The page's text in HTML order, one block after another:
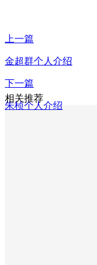
上一篇
金超群个人介绍
下一篇
朱桢个人介绍
相关推荐